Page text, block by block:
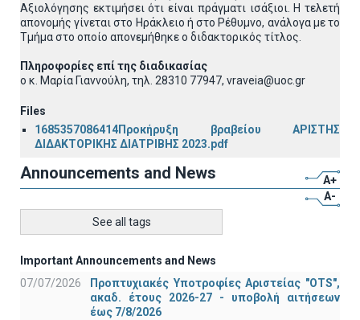
Αξιολόγησης εκτιμήσει ότι είναι πράγματι ισάξιοι. Η τελετή
απονομής γίνεται στο Ηράκλειο ή στο Ρέθυμνο, ανάλογα με το
Τμήμα στο οποίο απονεμήθηκε ο διδακτορικός τίτλος.
Πληροφορίες επί της διαδικασίας
o κ. Μαρία Γιαννούλη, τηλ. 28310 77947, vraveia@uoc.gr
Files
1685357086414Προκήρυξη βραβείου ΑΡΙΣΤΗΣ
ΔΙΔΑΚΤΟΡΙΚΗΣ ΔΙΑΤΡΙΒΗΣ 2023.pdf
Announcements and News
A+
A-
See all tags
Important Announcements and News
07/07/2026
Προπτυχιακές Υποτροφίες Αριστείας "OTS",
ακαδ. έτους 2026-27 - υποβολή αιτήσεων
έως 7/8/2026